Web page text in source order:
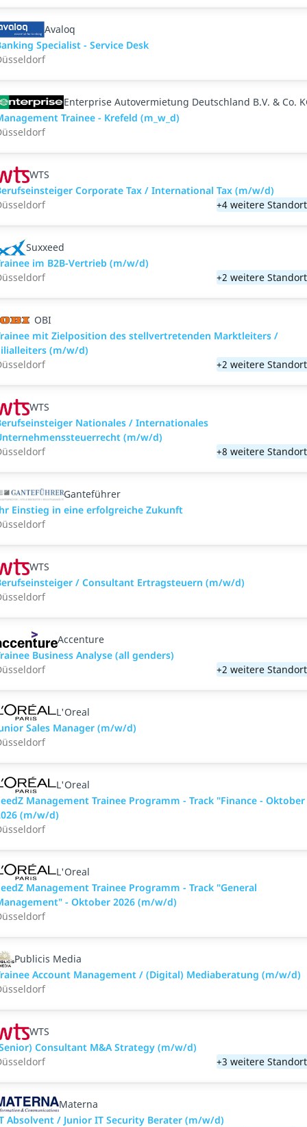
Avaloq
Specialist - Service Desk
Enterprise Autovermietung Deutschland B.V. & Co.
Trainee - Krefeld (m_w_d)
WTS
Corporate Tax / International Tax (m/w/d)
+4 weitere
Suxxeed
im B2B-Vertrieb (m/w/d)
+2 weitere
OBI
mit Zielposition des stellvertretenden Marktleiters /
(m/w/d)
+2 weitere
WTS
Nationales / Internationales
(m/w/d)
+8 weitere
Ganteführer
Einstieg in eine erfolgreiche Zukunft
WTS
/ Consultant Ertragsteuern (m/w/d)
Accenture
Business Analyse (all genders)
+2 weitere
L'Oreal
Sales Manager (m/w/d)
L'Oreal
Management Trainee Programm - Track "Finance - Oktober
(m/w/d)
L'Oreal
Management Trainee Programm - Track "General
- Oktober 2026 (m/w/d)
Publicis Media
Account Management / (Digital) Mediaberatung (m/w/d)
WTS
Consultant M&A Strategy (m/w/d)
+3 weitere
Materna
Absolvent / Junior IT Security Berater (m/w/d)